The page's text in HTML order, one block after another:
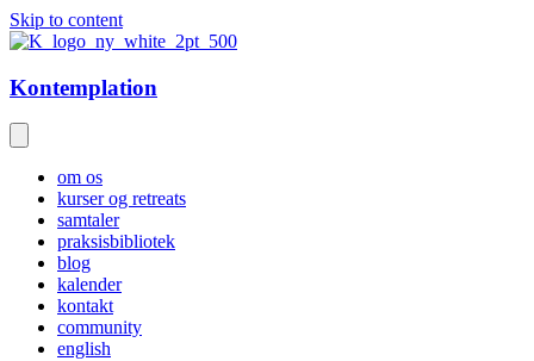
Skip to content
Kontemplation
om os
kurser og retreats
samtaler
praksisbibliotek
blog
kalender
kontakt
community
english